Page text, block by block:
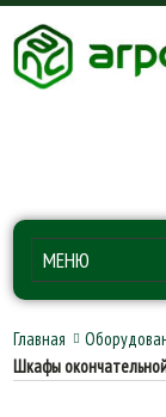
Главная
Шкафы